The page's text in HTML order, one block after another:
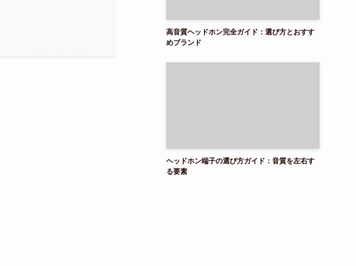
高音質ヘッドホン完全ガイド：選び方とおすす
めブランド
ヘッドホン端子の選び方ガイド：音質を左右す
る要素